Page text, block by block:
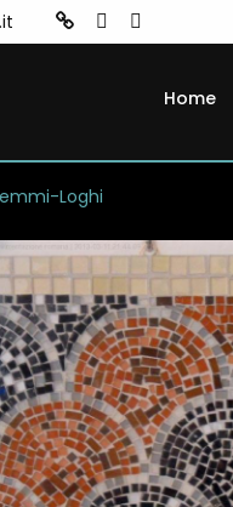
Home
Loghi